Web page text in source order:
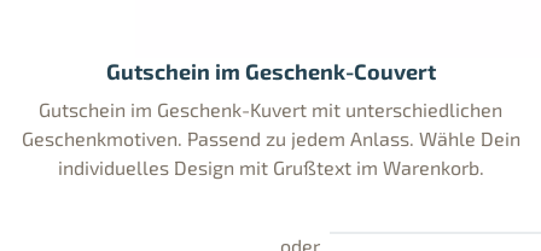
Gutschein im Geschenk-Couvert
Gutschein im Geschenk-Kuvert mit unterschiedlichen
Geschenkmotiven. Passend zu jedem Anlass. Wähle Dein
individuelles Design mit Grußtext im Warenkorb.